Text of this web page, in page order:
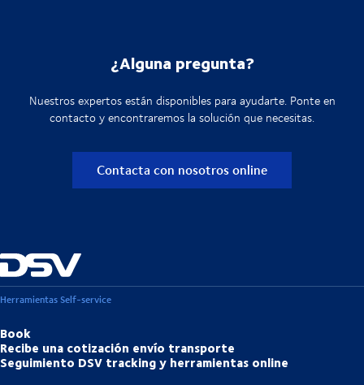
¿Alguna pregunta?
Nuestros expertos están disponibles para ayudarte. Ponte en
contacto y encontraremos la solución que necesitas.
Contacta con nosotros online
Herramientas Self-service
Book
Recibe una cotización envío transporte
Seguimiento DSV tracking y herramientas online